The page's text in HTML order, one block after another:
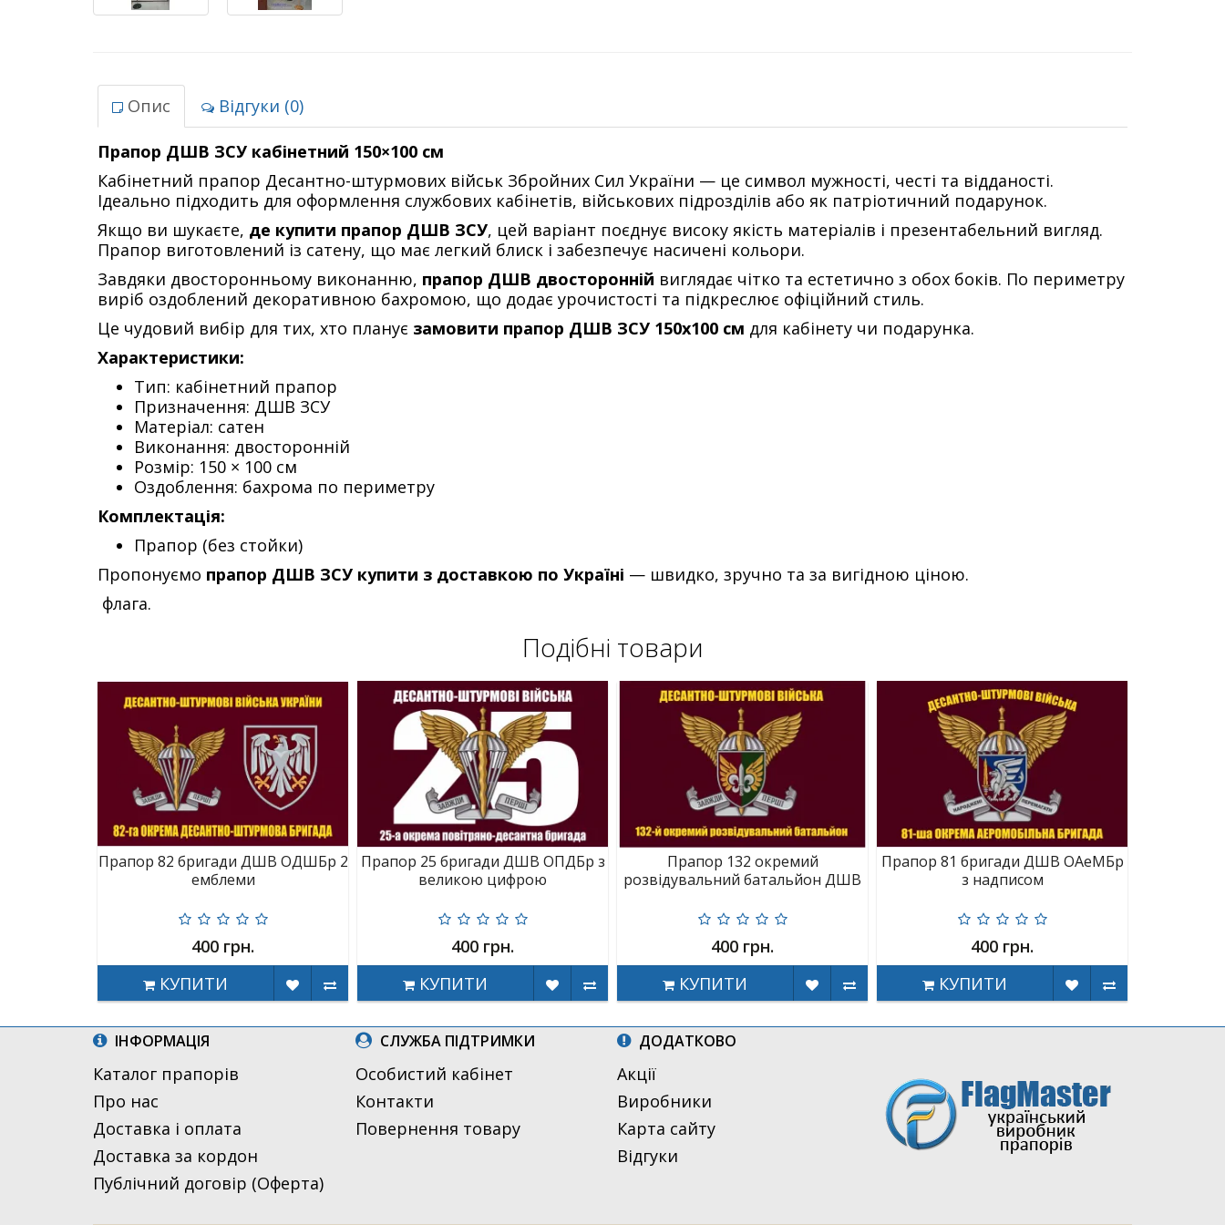
Опис Відгуки (0)
Прапор ДШВ ЗСУ кабінетний 150×100 см
Кабінетний прапор Десантно-штурмових військ Збройних Сил України — це символ мужності, честі та відданості.
Ідеально підходить для оформлення службових кабінетів, військових підрозділів або як патріотичний подарунок.
Якщо ви шукаєте, де купити прапор ДШВ ЗСУ, цей варіант поєднує високу якість матеріалів і презентабельний вигляд.
Прапор виготовлений із сатену, що має легкий блиск і забезпечує насичені кольори.
Завдяки двосторонньому виконанню, прапор ДШВ двосторонній виглядає чітко та естетично з обох боків. По периметру
виріб оздоблений декоративною бахромою, що додає урочистості та підкреслює офіційний стиль.
Це чудовий вибір для тих, хто планує замовити прапор ДШВ ЗСУ 150х100 см для кабінету чи подарунка.
Характеристики:
Тип: кабінетний прапор
Призначення: ДШВ ЗСУ
Матеріал: сатен
Виконання: двосторонній
Розмір: 150 × 100 см
Оздоблення: бахрома по периметру
Комплектація:
Прапор (без стойки)
Пропонуємо прапор ДШВ ЗСУ купити з доставкою по Україні — швидко, зручно та за вигідною ціною.
флага.
Подібні товари
Прапор 82 бригади ДШВ ОДШБр 2
емблеми
400 грн.
КУПИТИ
Прапор 25 бригади ДШВ ОПДБр з
великою цифрою
400 грн.
КУПИТИ
Прапор 132 окремий
розвідувальний батальйон ДШВ
400 грн.
КУПИТИ
Прапор 81 бригади ДШВ ОАеМБр
з надписом
400 грн.
КУПИТИ
ІНФОРМАЦІЯ
Каталог прапорів
Про нас
Доставка і оплата
Доставка за кордон
Публічний договір (Оферта)
СЛУЖБА ПІДТРИМКИ
Особистий кабінет
Контакти
Повернення товару
ДОДАТКОВО
Акції
Виробники
Карта сайту
Відгуки